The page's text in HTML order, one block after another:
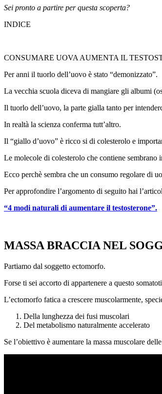
Sei pronto a partire per questa scoperta?
INDICE
CONSUMARE UOVA AUMENTA IL
Per anni il tuorlo dell’uovo è stato “demonizzato”.
La vecchia scuola diceva di mangiare gli albumi
Il tuorlo dell’uovo, la parte gialla tanto per
In realtà la scienza conferma tutt’altro.
Il “giallo d’uovo” è ricco si di colesterolo e
Le molecole di colesterolo che contiene sembrano
Ecco perchè sembra che un consumo regolare di
Per approfondire l’argomento di seguito hai
“4 modi naturali di aumentare il testosterone”.
MASSA BRACCIA NEL
Partiamo dal soggetto ectomorfo.
Forse ti sei accorto di appartenere a questo
L’ectomorfo fatica a crescere muscolarmente,
Della lunghezza dei fusi muscolari
Del metabolismo naturalmente accelerato
Se l’obiettivo è aumentare la massa muscolare